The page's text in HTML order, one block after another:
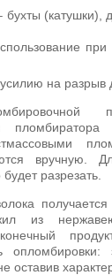
(катушки),
на разрыв
вручную.
разрезать.
из
опломбировки:
оставив